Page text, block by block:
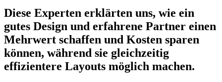
Diese Experten erklärten uns, wie ein
gutes Design und erfahrene Partner einen
Mehrwert schaffen und Kosten sparen
können, während sie gleichzeitig
effizientere Layouts möglich machen.